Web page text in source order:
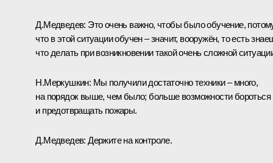
Д.Медведев: Это очень важно, чтобы было обучение,
что в этой ситуации обучен – значит, вооружён, то есть
что делать при возникновении такой очень сложной
Н.Меркушкин: Мы получили достаточно техники – много,
на порядок выше, чем было; больше возможности бороться
и предотвращать пожары.
Д.Медведев: Держите на контроле.